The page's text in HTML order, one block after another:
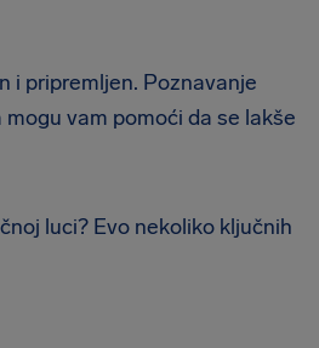
i pripremljen. Poznavanje
vam pomoći da se lakše
luci? Evo nekoliko ključnih